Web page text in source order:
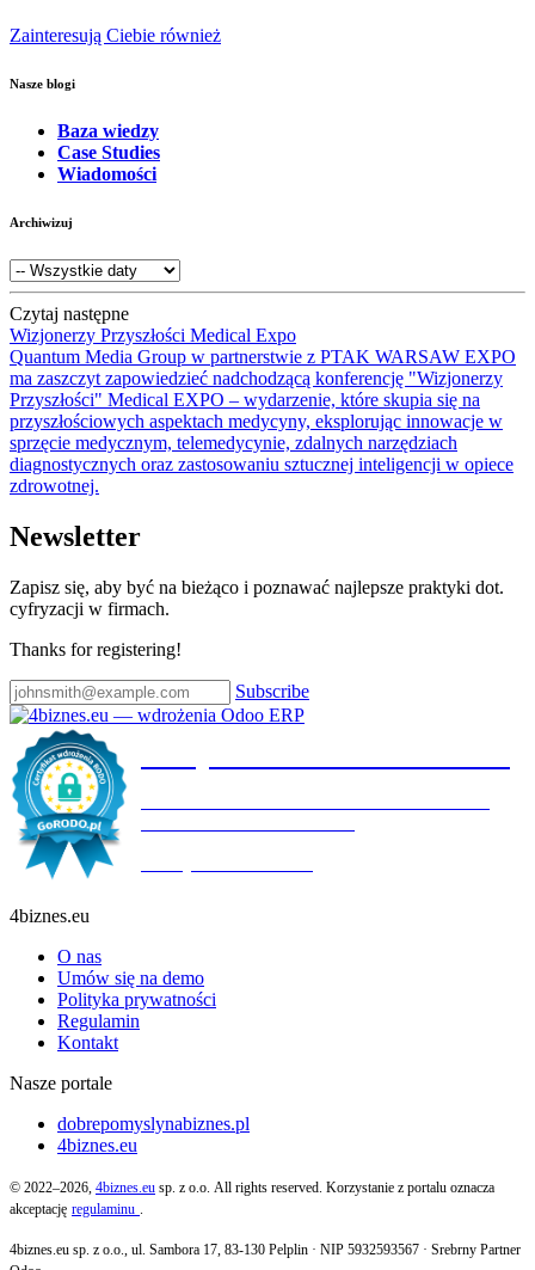
Zainteresują Ciebie również
Nasze blogi
Baza wiedzy
Case Studies
Wiadomości
Archiwizuj
Czytaj następne
Wizjonerzy Przyszłości Medical Expo
Quantum Media Group w partnerstwie z PTAK WARSAW EXPO
ma zaszczyt zapowiedzieć nadchodzącą konferencję "Wizjonerzy
Przyszłości" Medical EXPO – wydarzenie, które skupia się na
przyszłościowych aspektach medycyny, eksplorując innowacje w
sprzęcie medycznym, telemedycynie, zdalnych narzędziach
diagnostycznych oraz zastosowaniu sztucznej inteligencji w opiece
zdrowotnej.
Newsletter
Zapisz się, aby być na bieżąco i poznawać najlepsze praktyki dot.
cyfryzacji w firmach.
Thanks for registering!
Subscribe
4biznes.eu
O nas
Umów się na demo
Polityka prywatności
Regulamin
Kontakt
Nasze portale
dobrepomyslynabiznes.pl
4biznes.eu
© 2022–2026, 4biznes.eu sp. z o.o. All rights reserved. Korzystanie z portalu oznacza
akceptację regulaminu .
4biznes.eu sp. z o.o., ul. Sambora 17, 83-130 Pelplin · NIP 5932593567 · Srebrny Partner